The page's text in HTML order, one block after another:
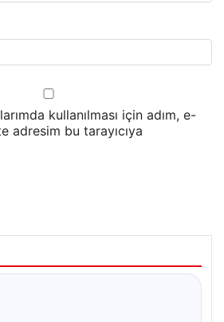
kullanılması için adım, e-
adresim bu tarayıcıya